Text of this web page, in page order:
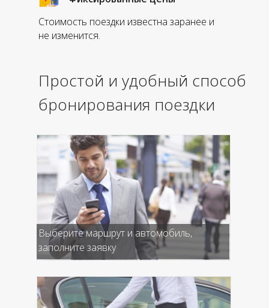
Стоимость поездки известна заранее и
не изменится.
Простой и удобный способ
бронирования поездки
Выберите маршрут и автомобиль,
заполните заявку